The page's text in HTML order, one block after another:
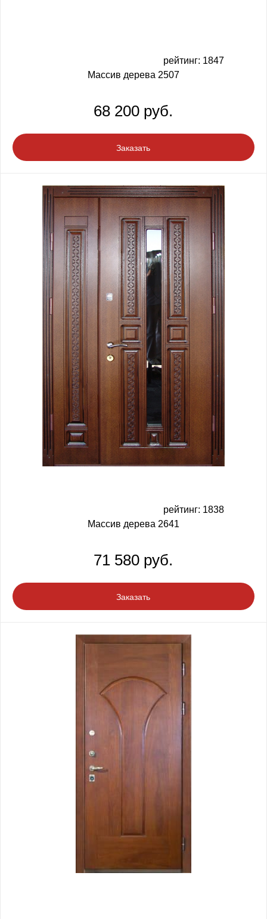
рейтинг: 1847
Массив дерева 2507
68 200 руб.
Заказать
рейтинг: 1838
Массив дерева 2641
71 580 руб.
Заказать